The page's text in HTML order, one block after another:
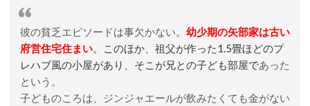
彼の貧乏エピソードは事欠かない。 幼少期の矢部家は古い
府営住宅住まい。このほか、祖父が作った1.5畳ほどのプ
レハブ風の小屋があり、そこが兄との子ども部屋であった
という。
子どものころは、ジンジャエールが飲みたくても金がない